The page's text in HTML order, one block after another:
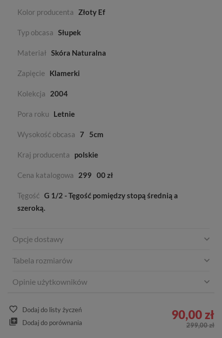
Kolor producenta Złoty Ef
Typ obcasa Słupek
Materiał Skóra Naturalna
Zapięcie Klamerki
Kolekcja 2004
Pora roku Letnie
Wysokość obcasa 7 5cm
Kraj producenta polskie
Cena katalogowa 299 00 zł
Tęgość G 1/2 - Tęgość pomiędzy stopą średnią a
szeroką.
Opcje dostawy
Tabela rozmiarów
Opinie użytkowników
Dodaj do listy życzeń
Dodaj do porównania
90,00 zł
299,00 zł